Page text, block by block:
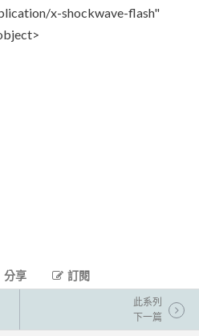
x-shockwave-flash"
分享 訂閱
此系列
下一篇